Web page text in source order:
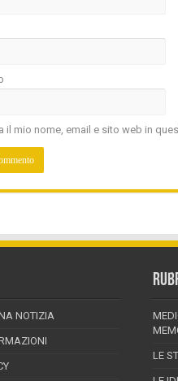
il mio nome, email e sito web in
NOTIZIA
LE